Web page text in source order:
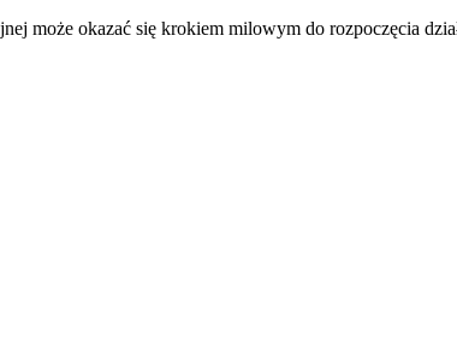
może okazać się krokiem milowym do rozpoczęcia